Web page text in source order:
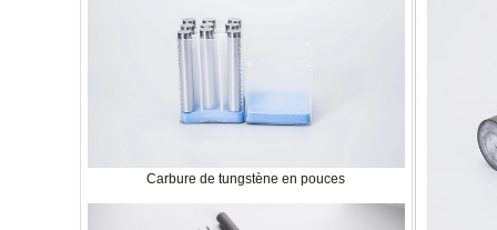
Carbure de tungstène en pouces